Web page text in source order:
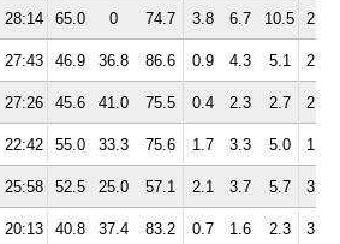
28:14 65.0 0 74.7 3.8 6.7 10.5 2.0
27:43 46.9 36.8 86.6 0.9 4.3 5.1 2.5
27:26 45.6 41.0 75.5 0.4 2.3 2.7 2.1
22:42 55.0 33.3 75.6 1.7 3.3 5.0 1.1
25:58 52.5 25.0 57.1 2.1 3.7 5.7 3.1
20:13 40.8 37.4 83.2 0.7 1.6 2.3 3.9